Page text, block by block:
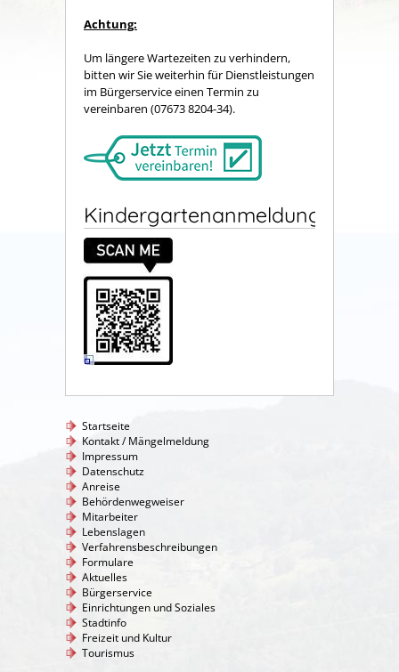
Achtung:
Um längere Wartezeiten zu verhindern,
bitten wir Sie weiterhin für Dienstleistungen
im Bürgerservice einen Termin zu
vereinbaren (07673 8204-34).
Kindergartenanmeldung
Startseite
Kontakt / Mängelmeldung
Impressum
Datenschutz
Anreise
Behördenwegweiser
Mitarbeiter
Lebenslagen
Verfahrensbeschreibungen
Formulare
Aktuelles
Bürgerservice
Einrichtungen und Soziales
Stadtinfo
Freizeit und Kultur
Tourismus